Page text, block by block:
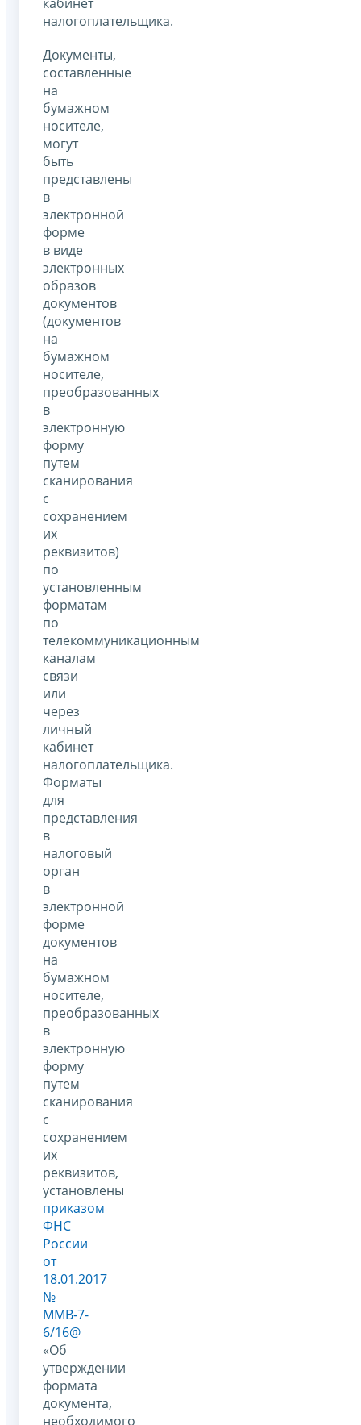
налогоплательщика.
Документы,
составленные
на
бумажном
носителе,
могут
быть
представлены
в
электронной
форме
в виде
электронных
образов
документов
(документов
на
бумажном
носителе,
преобразованных
в
электронную
форму
путем
сканирования
с
сохранением
их
реквизитов)
по
установленным
форматам
по
телекоммуникационным
каналам
связи
или
через
личный
кабинет
налогоплательщика.
Форматы
для
представления
в
налоговый
орган
в
электронной
форме
документов
на
бумажном
носителе,
преобразованных
в
электронную
форму
путем
сканирования
с
сохранением
их
реквизитов,
установлены
приказом
ФНС
России
от
18.01.2017
№
ММВ-7-
6/16@
«Об
утверждении
формата
документа,
необходимого